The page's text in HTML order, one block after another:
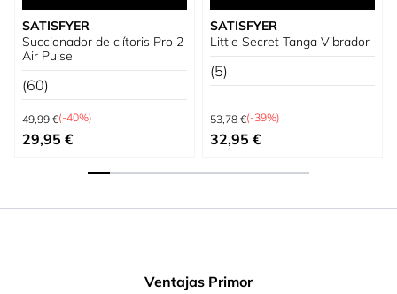
SATISFYER
Succionador de clítoris Pro 2
Air Pulse
(60)
Precio habitual
49,99 €(-40%)
Precio especial
29,95 €
SATISFYER
Little Secret Tanga Vibrador
(5)
Precio habitual
53,78 €(-39%)
Precio especial
32,95 €
Ventajas Primor